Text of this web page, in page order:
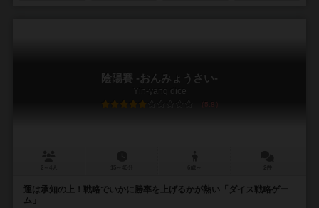
陰陽賽 -おんみょうさい-
Yin-yang dice
5.8
運は承知の上！戦略でいかに勝率を上げるかが熱い「ダイス戦略ゲー
ム」